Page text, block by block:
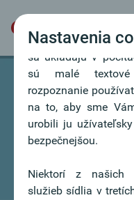
Nastavenia
Naša webová
sa ukladajú v
sú malé textové
rozpoznanie
na to, aby sme
urobili ju
bezpečnejšou.
Niektorí z našich
služieb sídlia v